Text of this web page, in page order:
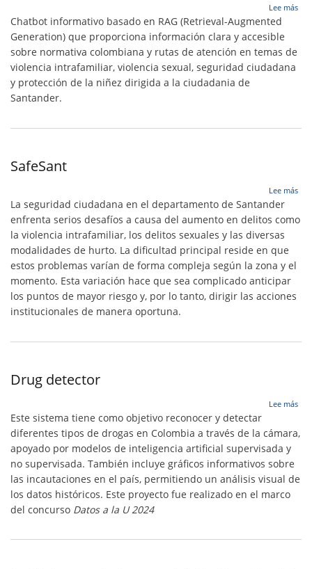
Lee más
Chatbot informativo basado en RAG (Retrieval-Augmented
Generation) que proporciona información clara y accesible
sobre normativa colombiana y rutas de atención en temas de
violencia intrafamiliar, violencia sexual, seguridad ciudadana
y protección de la niñez dirigida a la ciudadania de
Santander.
SafeSant
Lee más
La seguridad ciudadana en el departamento de Santander
enfrenta serios desafíos a causa del aumento en delitos como
la violencia intrafamiliar, los delitos sexuales y las diversas
modalidades de hurto. La dificultad principal reside en que
estos problemas varían de forma compleja según la zona y el
momento. Esta variación hace que sea complicado anticipar
los puntos de mayor riesgo y, por lo tanto, dirigir las acciones
institucionales de manera oportuna.
Drug detector
Lee más
Este sistema tiene como objetivo reconocer y detectar
diferentes tipos de drogas en Colombia a través de la cámara,
apoyado por modelos de inteligencia artificial supervisada y
no supervisada. También incluye gráficos informativos sobre
las incautaciones en el país, permitiendo un análisis visual de
los datos históricos. Este proyecto fue realizado en el marco
del concurso Datos a la U 2024